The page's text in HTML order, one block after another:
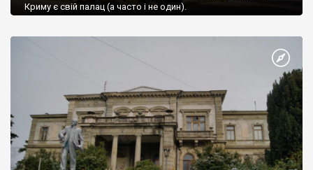
Криму є свій палац (а часто і не один).